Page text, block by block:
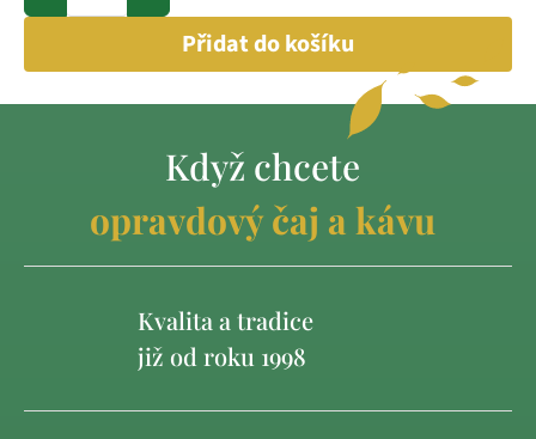
Přidat do košíku
Když chcete
opravdový čaj a kávu
Kvalita a tradice
již od roku 1998